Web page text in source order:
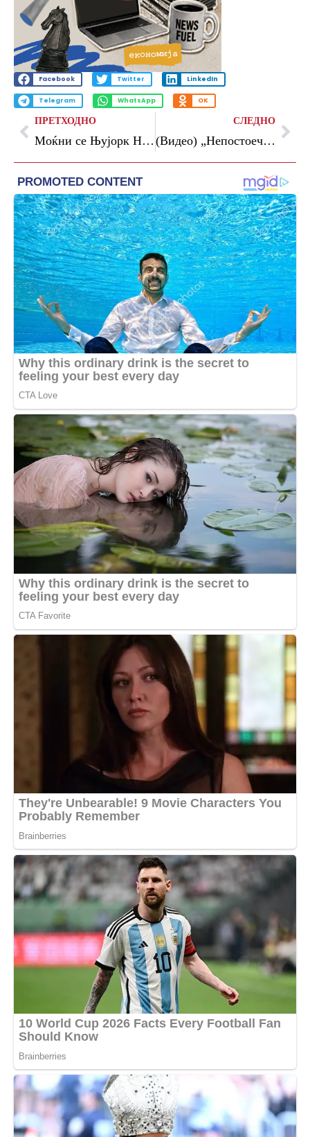
Facebook Twitter LinkedIn
Telegram WhatsApp OK
ПРЕТХОДНО
Моќни се Њујорк Никс, победа ги дели од пласман во големото финале
СЛЕДНО
(Видео) „Непостоечкиот пенал во претпоследното коло му овозможи на Селтик да ја освои титулата“